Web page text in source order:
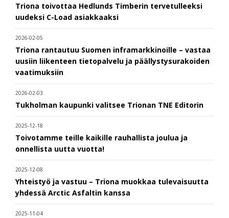
Triona toivottaa Hedlunds Timberin tervetulleeksi
uudeksi C-Load asiakkaaksi
2026-02-05
Triona rantautuu Suomen inframarkkinoille – vastaa
uusiin liikenteen tietopalvelu ja päällystysurakoiden
vaatimuksiin
2026-02-03
Tukholman kaupunki valitsee Trionan TNE Editorin
2025-12-18
Toivotamme teille kaikille rauhallista joulua ja
onnellista uutta vuotta!
2025-12-08
Yhteistyö ja vastuu – Triona muokkaa tulevaisuutta
yhdessä Arctic Asfaltin kanssa
2025-11-04